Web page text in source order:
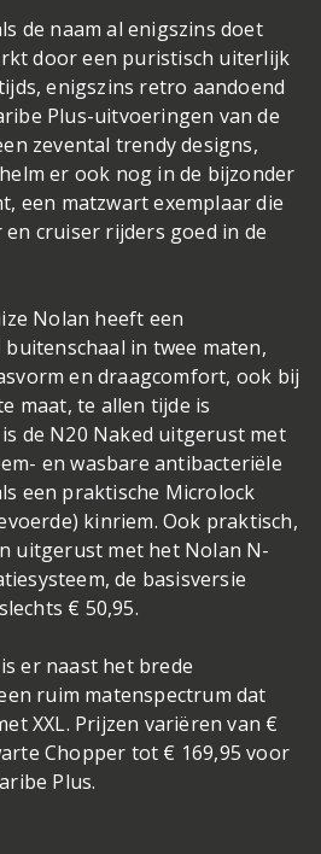
de naam al enigszins doet
door een puristisch uiterlijk
enigszins retro aandoend
Plus-uitvoeringen van de
zevental trendy designs,
er ook nog in de bijzonder
een matzwart exemplaar die
cruiser rijders goed in de
Nolan heeft een
in twee maten,
en draagcomfort, ook bij
maat, te allen tijde is
de N20 Naked uitgerust met
en wasbare antibacteriële
een praktische Microlock
kinriem. Ook praktisch,
uitgerust met het Nolan N-
de basisversie
€ 50,95.
er naast het brede
ruim matenspectrum dat
XXL. Prijzen variëren van €
Chopper tot € 169,95 voor
Plus.